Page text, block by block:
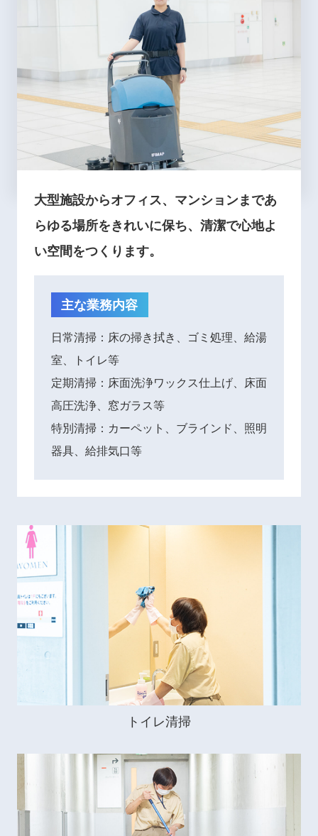
大型施設からオフィス、マンションまであ
らゆる場所をきれいに保ち、清潔で心地よ
い空間をつくります。
主な業務内容
日常清掃：床の掃き拭き、ゴミ処理、給湯
室、トイレ等
定期清掃：床面洗浄ワックス仕上げ、床面
高圧洗浄、窓ガラス等
特別清掃：カーペット、ブラインド、照明
器具、給排気口等
トイレ清掃